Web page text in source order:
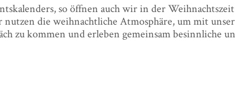
so öffnen auch wir in der
die weihnachtliche Atmosphäre, um mit
zu kommen und erleben gemeinsam besinnliche